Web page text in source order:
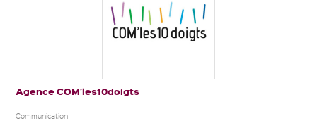
Agence COM’les10doigts
Communication